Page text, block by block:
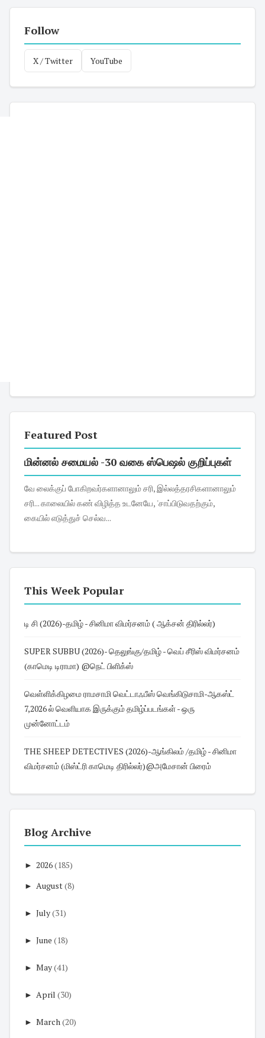
Follow
X / Twitter YouTube
Featured Post
மின்னல் சமையல் -30 வகை ஸ்பெஷல் குறிப்புகள்
வே லைக்குப் போகிறவர்களானாலும் சரி, இல்லத்தரசிகளானாலும்
சரி... காலையில் கண் விழித்த உடனேயே, 'சாப்பிடுவதற்கும்,
கையில் எடுத்துச் செல்வ...
This Week Popular
டி சி (2026)-தமிழ் - சினிமா விமர்சனம் ( ஆக்சன் திரில்லர்)
SUPER SUBBU (2026)- தெலுங்கு/தமிழ் - வெப் சீரிஸ் விமர்சனம்
(காமெடி டிராமா) @நெட் பிளிக்ஸ்
வெள்ளிக்கிழமை ராமசாமி வெட்டாஃபீஸ் வெங்கிடுசாமி-ஆகஸ்ட்
7,2026 ல் வெளியாக இருக்கும் தமிழ்ப்படங்கள் - ஒரு
முன்னோட்டம்
THE SHEEP DETECTIVES (2026)-ஆங்கிலம் /தமிழ் - சினிமா
விமர்சனம் (மிஸ்ட்ரி காமெடி திரில்லர்)@அமேசான் பிரைம்
Blog Archive
► 2026(185)
► August(8)
► July(31)
► June (18)
► May(41)
► April (30)
► March(20)